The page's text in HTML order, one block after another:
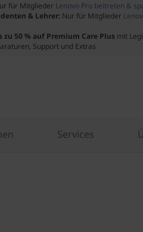
für Mitglieder Lenovo Pro beitreten &
& Lehrer: Nur für Mitglieder
zu 50 % auf Premium Care Plus mit
Support und Extras
Services